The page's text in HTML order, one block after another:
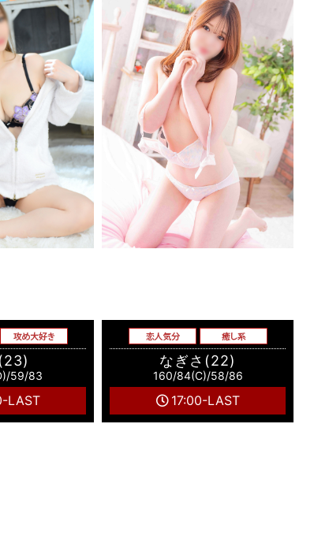
59/83
LAST
なぎさ(22)
160/84(C)/58/86
17:00-LAST